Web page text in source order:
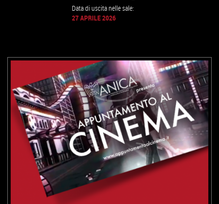
Data di uscita nelle sale:
27 APRILE 2026